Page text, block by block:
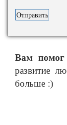
Вам помог
развитие
больше :)